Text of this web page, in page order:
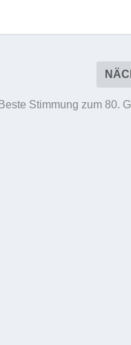
Stimmung zum 80.